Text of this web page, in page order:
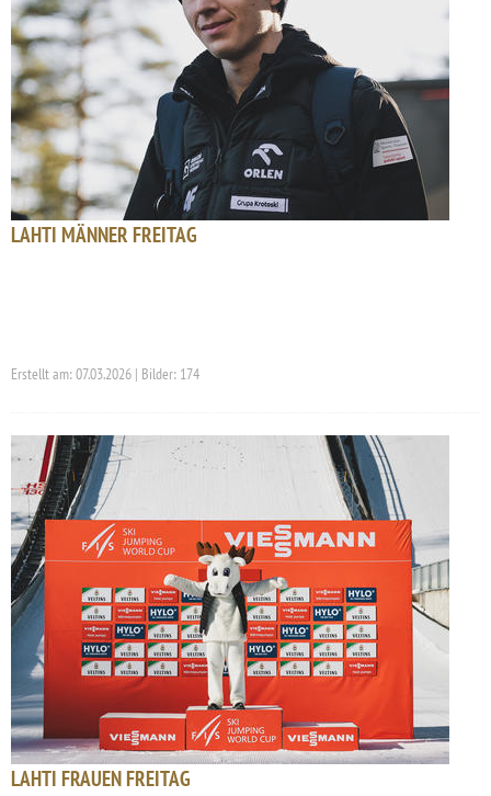
LAHTI MÄNNER FREITAG
Erstellt am: 07.03.2026 | Bilder: 174
LAHTI FRAUEN FREITAG